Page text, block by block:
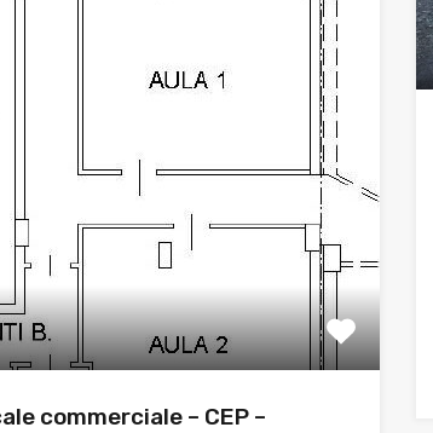
commerciale – CEP –